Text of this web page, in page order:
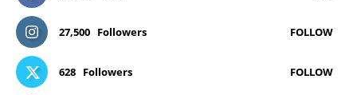
27,500 Followers FOLLOW
628 Followers FOLLOW